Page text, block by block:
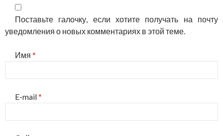
Поставьте галочку, если хотите получать на почту
уведомления о новых комментариях в этой теме.
Имя *
E-mail*